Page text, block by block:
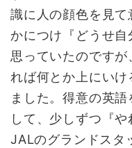
識に人の顔色を見
かにつけ『どうせ
思っていたのです
れば何とか上にいけ
ました。得意の英
して、少しずつ『や
JALのグランドスタ